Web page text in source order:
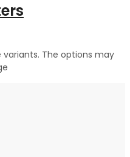
The options may